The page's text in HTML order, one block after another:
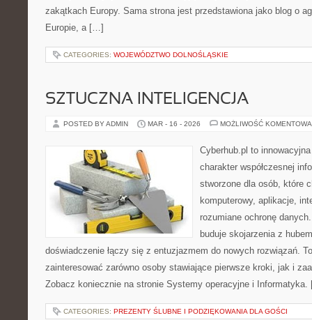
zakątkach Europy. Sama strona jest przedstawiona jako blog o
Europie, a […]
CATEGORIES: WOJEWÓDZTWO DOLNOŚLĄSKIE
SZTUCZNA INTELIGENCJA
POSTED BY ADMIN MAR - 16 - 2026 MOŻLIWOŚĆ
Cyberhub.pl to
charakter współczesnej
stworzone dla osób, które
komputerowy, aplikacje,
rozumiane ochronę
buduje skojarzenia z
doświadczenie łączy się z entuzjazmem do nowych rozwiązań.
zainteresować zarówno osoby stawiające pierwsze kroki, jak i
Zobacz koniecznie na stronie Systemy operacyjne i
CATEGORIES: PREZENTY ŚLUBNE I PODZIĘKOWANIA DLA GOŚCI